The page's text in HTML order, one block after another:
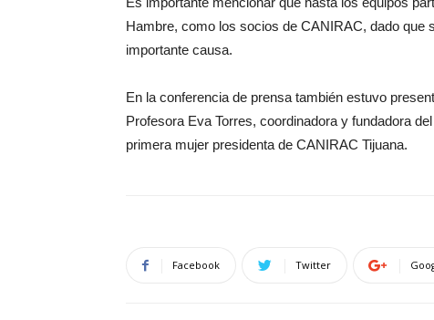
Hambre, como los socios de CANIRAC, dado que
importante causa.
En la conferencia de prensa también estuvo
Profesora Eva Torres, coordinadora y fundadora
primera mujer presidenta de CANIRAC Tijuana.
Facebook Twitter